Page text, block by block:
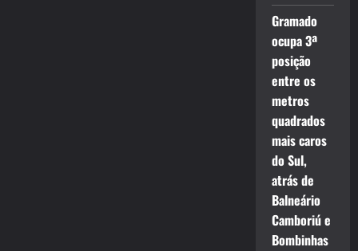
Gramado
ocupa 3ª
posição
entre os
metros
quadrados
mais caros
do Sul,
atrás de
Balneário
Camboriú e
Bombinhas